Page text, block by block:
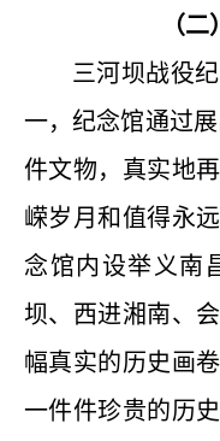
（
三河坝战役
一，纪念馆通过
件文物，真实地
嵘岁月和值得永
念馆内设举义南
坝、西进湘南、
幅真实的历史画
一件件珍贵的历